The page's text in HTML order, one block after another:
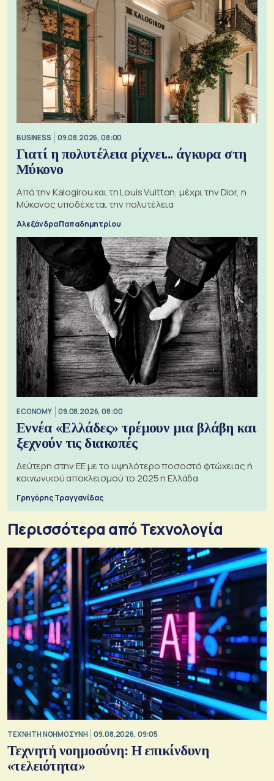
BUSINESS 09.08.2026, 08:00
Γιατί η πολυτέλεια ρίχνει... άγκυρα στη
Μύκονο
Από την Kalogirou και τη Louis Vuitton, μέχρι την Dior, η
Μύκονος υποδέχεται την πολυτέλεια
Αλεξάνδρα Παπαδημητρίου
ECONOMY 09.08.2026, 08:00
Εννέα «Ελλάδες» τρέμουν μια βλάβη και
ξεχνούν τις διακοπές
Δεύτερη στην ΕΕ με το υψηλότερο ποσοστό φτώχειας ή
κοινωνικού αποκλεισμού το 2025 η Ελλάδα
Γρηγόρης Τραγγανίδας
Περισσότερα από Τεχνολογία
TΕΧΝΗΤΗ ΝΟΗΜΟΣΥΝΗ 09.08.2026, 09:05
Τεχνητή νοημοσύνη: Η επικίνδυνη
«τελειότητα»